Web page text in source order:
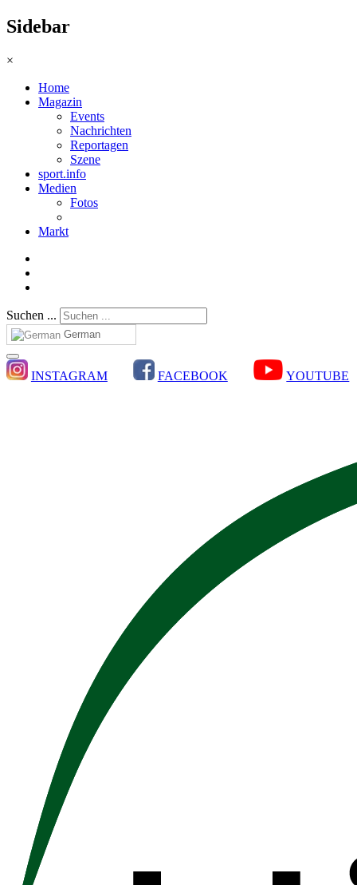
Sidebar
×
Home
Magazin
Events
Nachrichten
Reportagen
Szene
sport.info
Medien
Fotos
Markt
Suchen ...
German
INSTAGRAM FACEBOOK YOUTUBE